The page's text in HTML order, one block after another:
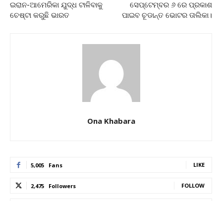
ଇରାନ-ଆମେରିକା ଯୁଦ୍ଧ ଟାଳିବାକୁ
ଚେଷ୍ଟା କରୁଛି ଭାରତ
ସେପ୍ଟେମ୍ବର ୬ ରେ ପ୍ରକାଶ
ପାଇବ ଚୂଡାନ୍ତ ଭୋଟର ତାଲିକା।
Ona Khabara
5,005 Fans LIKE
2,475 Followers FOLLOW